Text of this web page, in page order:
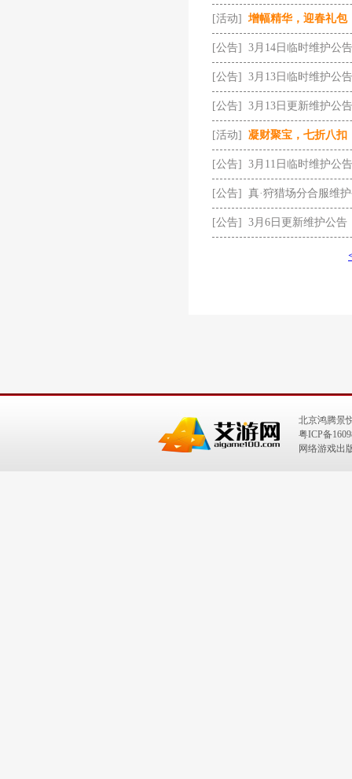
[活动] 增幅精华，迎春礼包
[公告] 3月14日临时维护公告
[公告] 3月13日临时维护公告
[公告] 3月13日更新维护公告
[活动] 凝财聚宝，七折八扣
[公告] 3月11日临时维护公告
[公告] 真·狩猎场分合服维
[公告] 3月6日更新维护公告
北京鸿腾景
粤ICP备
网络游戏出